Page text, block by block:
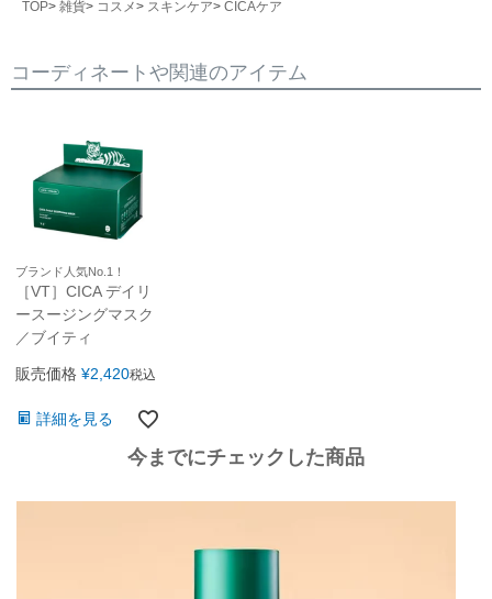
TOP 雑貨 コスメ スキンケア CICAケア
コーディネートや関連のアイテム
ブランド人気No.1！
［VT］CICA デイリ
ースージングマスク
／ブイティ
販売価格 ¥2,420税込
詳細を見る
今までにチェックした商品